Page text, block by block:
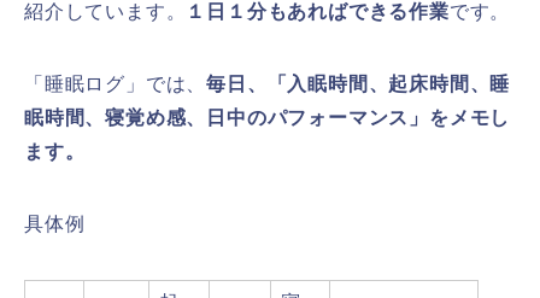
紹介しています。
１日１分もあればできる作業です。
「睡眠ログ」では、毎日、「入眠時間、起床時間、睡
眠時間、寝覚め感、日中のパフォーマンス」をメモし
ます。
具体例